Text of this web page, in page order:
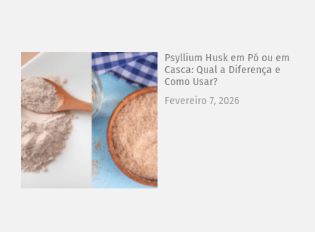
Psyllium Husk em Pó ou em
Casca: Qual a Diferença e
Como Usar?
Fevereiro 7, 2026